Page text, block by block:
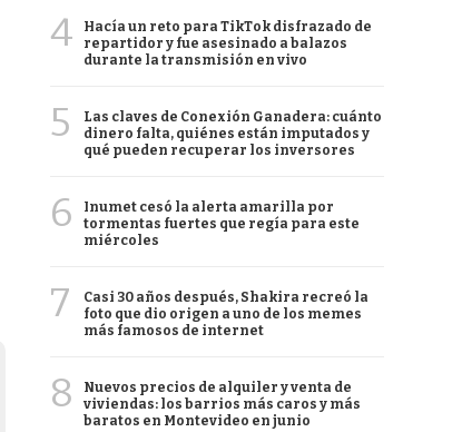
4
Hacía un reto para TikTok disfrazado de
repartidor y fue asesinado a balazos
durante la transmisión en vivo
5
Las claves de Conexión Ganadera: cuánto
dinero falta, quiénes están imputados y
qué pueden recuperar los inversores
6
Inumet cesó la alerta amarilla por
tormentas fuertes que regía para este
miércoles
7
Casi 30 años después, Shakira recreó la
foto que dio origen a uno de los memes
más famosos de internet
8
Nuevos precios de alquiler y venta de
viviendas: los barrios más caros y más
baratos en Montevideo en junio